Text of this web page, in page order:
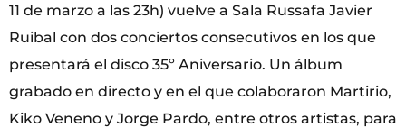
11 de marzo a las 23h) vuelve a Sala Russafa Javier
Ruibal con dos conciertos consecutivos en los que
presentará el disco 35º Aniversario. Un álbum
grabado en directo y en el que colaboraron Martirio,
Kiko Veneno y Jorge Pardo, entre otros artistas, para